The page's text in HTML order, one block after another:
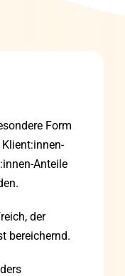
Form
Anteile
der
bereichernd.